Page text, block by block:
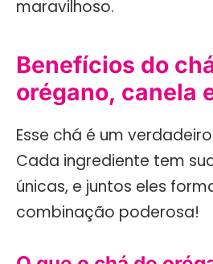
maravilhoso.
Benefícios do
orégano, canela
Esse chá é um
Cada ingrediente tem
únicas, e juntos eles
combinação poderosa!